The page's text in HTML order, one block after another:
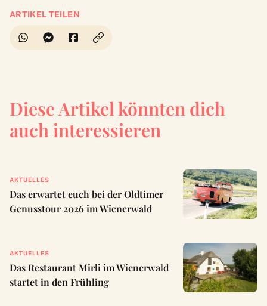
ARTIKEL TEILEN
Diese Artikel könnten dich
auch interessieren
AKTUELLES
Das erwartet euch bei der Oldtimer
Genusstour 2026 im Wienerwald
AKTUELLES
Das Restaurant Mirli im Wienerwald
startet in den Frühling